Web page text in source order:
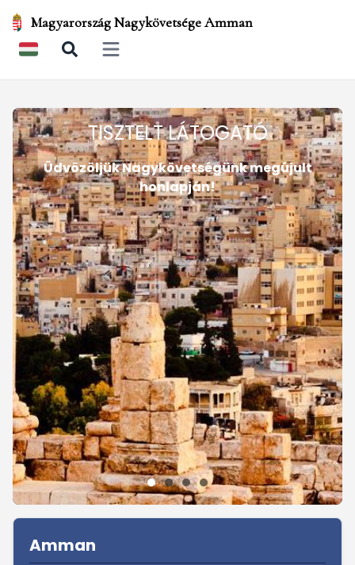
Magyarország Nagykövetsége Amman
Open main menu
TISZTELT LÁTOGATÓ
Üdvözöljük Nagykövetségünk megújult
honlapján!
Sidebar
Amman